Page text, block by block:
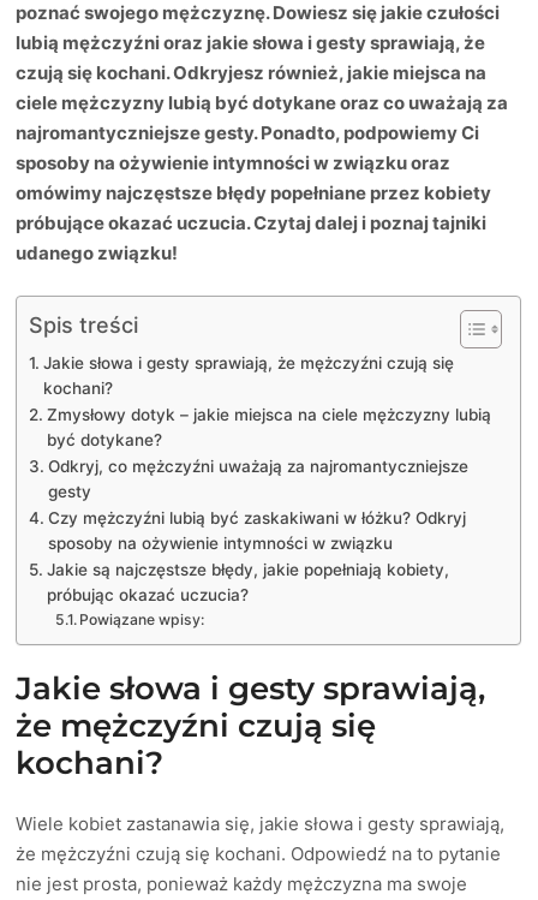
poznać swojego mężczyznę. Dowiesz się jakie czułości
lubią mężczyźni oraz jakie słowa i gesty sprawiają, że
czują się kochani. Odkryjesz również, jakie miejsca na
ciele mężczyzny lubią być dotykane oraz co uważają za
najromantyczniejsze gesty. Ponadto, podpowiemy Ci
sposoby na ożywienie intymności w związku oraz
omówimy najczęstsze błędy popełniane przez kobiety
próbujące okazać uczucia. Czytaj dalej i poznaj tajniki
udanego związku!
Spis treści
Jakie słowa i gesty sprawiają, że mężczyźni czują się
kochani?
Zmysłowy dotyk – jakie miejsca na ciele mężczyzny lubią
być dotykane?
Odkryj, co mężczyźni uważają za najromantyczniejsze
gesty
Czy mężczyźni lubią być zaskakiwani w łóżku? Odkryj
sposoby na ożywienie intymności w związku
Jakie są najczęstsze błędy, jakie popełniają kobiety,
próbując okazać uczucia?
Powiązane wpisy:
Jakie słowa i gesty sprawiają,
że mężczyźni czują się
kochani?
Wiele kobiet zastanawia się, jakie słowa i gesty sprawiają,
że mężczyźni czują się kochani. Odpowiedź na to pytanie
nie jest prosta, ponieważ każdy mężczyzna ma swoje